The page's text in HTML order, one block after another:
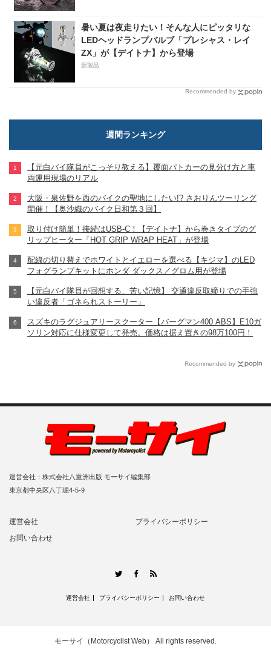
暑い夏は夜走りたい！そんな人にピッタリな
LEDヘッドランプバルブ「プレシャス・レイ
ZX」が【デイトナ】から登場
新製品
Recommended by
週間ランキング
【元白バイ隊員がこっそり教える】覆面パトカーの見分け方と車
両運用現場のリアル
大阪・泉佐野を西のバイクの聖地にしたい!? さおりんツーリング
開催！【奥沙織のバイク日和第３回】
取り付け簡単！接続はUSB-C！【デイトナ】から巻きタイプのグ
リップヒーター「HOT GRIP WRAP HEAT」が登場
配線の切り替えでホワイトとイエローを選べる【キジマ】のLED
フォグランプキットにホンダ ダックス／グロム用が登場
【元白バイ隊員が回想する、苦い記憶】 交通違反取締りでの手強
い違反者「ゴネられストーリー」
スズキのラグジュアリースクーター【バーグマン400 ABS】E10ガ
ソリン対応に仕様変更して発売。価格は据え置きの98万100円！
Recommended by
運営会社：株式会社八重洲出版 モーサイ編集部
東京都中央区八丁堀4-5-9
運営会社
プライバシーポリシー
お問い合わせ
TwitterFacebook
運営会社 プライバシーポリシー お問い合わせ
モーサイ（Motorcyclist Web） All rights reserved.